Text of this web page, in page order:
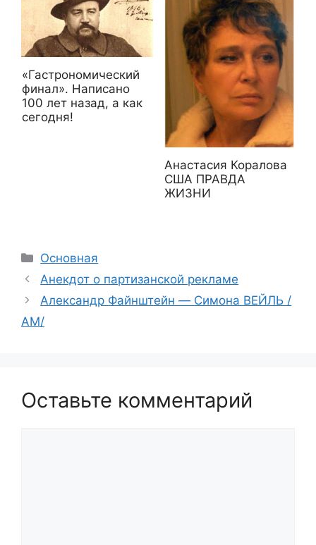
«Гастрономический
финал». Написано
100 лет назад, а как
сегодня!
Анастасия Коралова
США ПРАВДА
ЖИЗНИ
Рубрики
Основная
Анекдот о партизанской рекламе
Александр Файнштейн — Cимона ВЕЙЛЬ /
АМ/
Оставьте комментарий